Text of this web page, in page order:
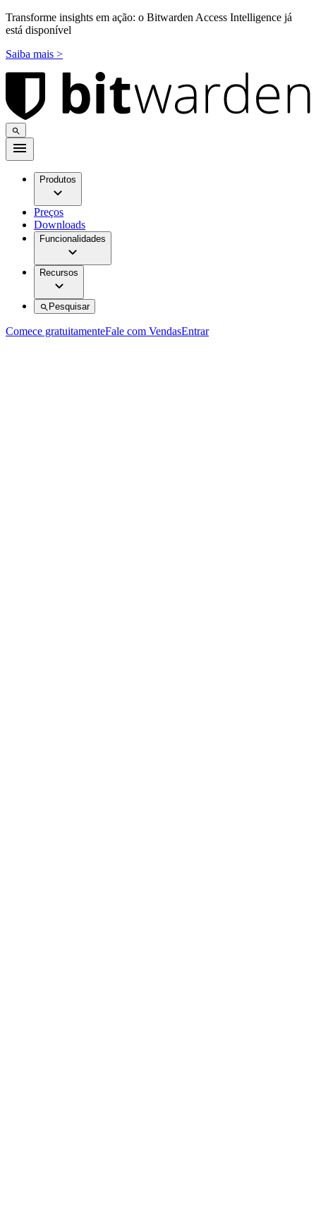
Transforme insights em ação: o Bitwarden Access Intelligence já
está disponível
Saiba mais >
Produtos
Preços
Downloads
Funcionalidades
Recursos
Pesquisar
Comece gratuitamenteFale com VendasEntrar